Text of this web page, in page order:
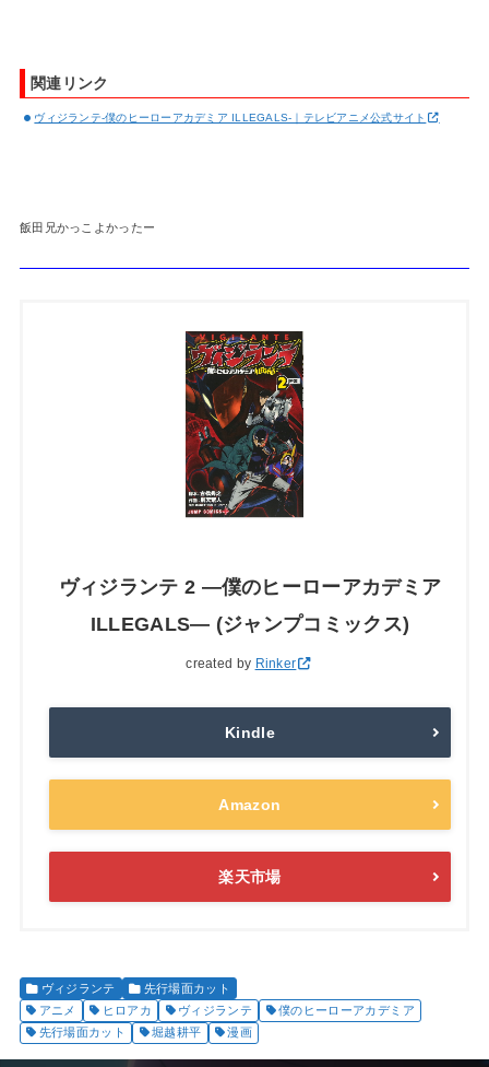
関連リンク
ヴィジランテ-僕のヒーローアカデミア ILLEGALS-｜テレビアニメ公式サイト
飯田兄かっこよかったー
ヴィジランテ 2 ―僕のヒーローアカデミア
ILLEGALS― (ジャンプコミックス)
created by Rinker
Kindle
Amazon
楽天市場
ヴィジランテ
先行場面カット
アニメ
ヒロアカ ヴィジランテ
僕のヒーローアカデミア
先行場面カット
堀越耕平 漫画